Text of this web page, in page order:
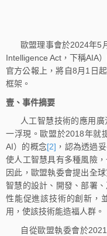
歐盟理事會於2024年5
Intelligence Act，下稱AIA）
官方公報上，將自8月1日
框架。
壹、事件摘要
人工智慧技術的應用
一浮現。歐盟於2018年就
AI）的概念[2] ，認為透過
使人工智慧具有多種風險
因此，歐盟執委會提出全
智慧的設計、開發、部署
性能促進該技術的創新，
用，使該技術能造福人群。
自從歐盟執委會於